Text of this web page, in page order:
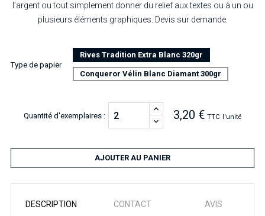
l’argent ou tout simplement donner du relief aux textes ou à un ou
plusieurs éléments graphiques. Devis sur demande.
Type de papier
Rives Tradition Extra Blanc 320gr
Conqueror Vélin Blanc Diamant 300gr
Quantité d'exemplaires : 3,20 € TTC l'unité
AJOUTER AU PANIER
DESCRIPTION CONTACT AVIS